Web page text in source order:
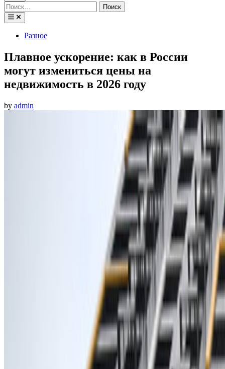
Найти:
PostedРазное
Плавное ускорение: как в России
могут измениться цены на
недвижимость в 2026 году
by admin